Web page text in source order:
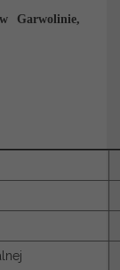
Garwolinie,